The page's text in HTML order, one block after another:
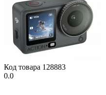
Код товара 128883
0.0